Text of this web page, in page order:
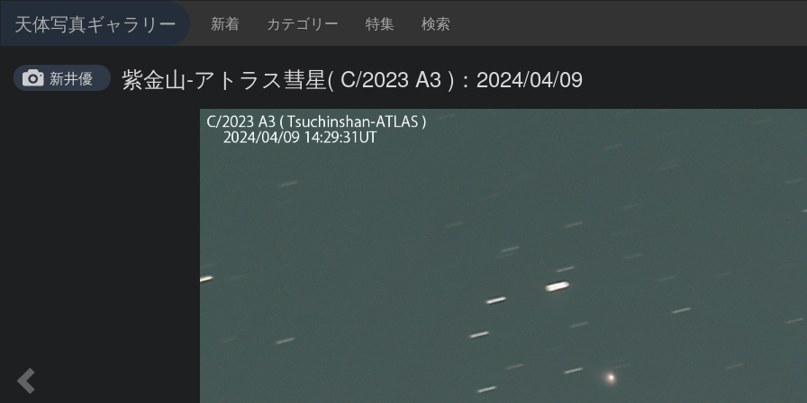
天体写真ギャラリー 新着 カテゴリー 特集 検索
新井優 紫金山-アトラス彗星( C/2023 A3 )：2024/04/09